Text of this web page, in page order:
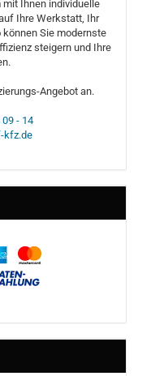
Ihnen individuelle
Ihre Werkstatt, Ihr
Sie modernste
steigern und Ihre
Angebot an.
- 14
kfz.de